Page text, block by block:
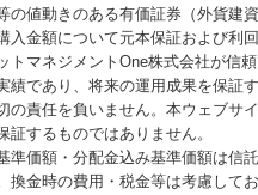
の値動きのある有価証券（外貨建
入金額について元本保証および利
トマネジメントOne株式会社が信
績であり、将来の運用成果を保証
の責任を負いません。本ウェブサ
するものではありません。
準価額・分配金込み基準価額は信
換金時の費用・税金等は考慮して